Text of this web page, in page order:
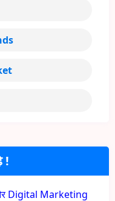
!
Digital Marketing